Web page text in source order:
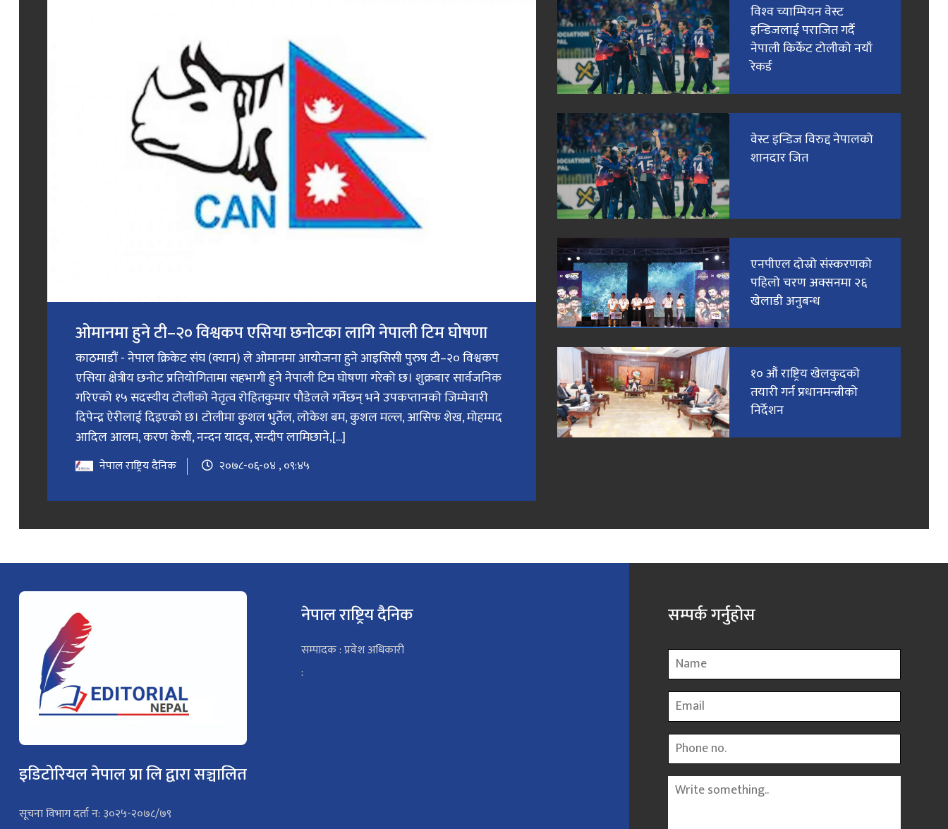
ओमानमा हुने टी–२० विश्वकप एसिया छनोटका लागि नेपाली टिम घोषणा
काठमाडौं - नेपाल क्रिकेट संघ (क्यान) ले ओमानमा आयोजना हुने आइसिसी पुरुष टी–२० विश्वकप
एसिया क्षेत्रीय छनोट प्रतियोगितामा सहभागी हुने नेपाली टिम घोषणा गरेको छ। शुक्रबार सार्वजनिक
गरिएको १५ सदस्यीय टोलीको नेतृत्व रोहितकुमार पौडेलले गर्नेछन् भने उपकप्तानको जिम्मेवारी
दिपेन्द्र ऐरीलाई दिइएको छ। टोलीमा कुशल भुर्तेल, लोकेश बम, कुशल मल्ल, आसिफ शेख, मोहम्मद
आदिल आलम, करण केसी, नन्दन यादव, सन्दीप लामिछाने,[...]
नेपाल राष्ट्रिय दैनिक २०७८-०६-०४ , ०९:४५
विश्‍व च्याम्पियन वेस्ट
इन्डिजलाई पराजित गर्दै
नेपाली किर्केट टोलीको नयाँ
रेकर्ड
वेस्ट इन्डिज विरुद्द नेपालको
शानदार जित
एनपीएल दोस्रो संस्करणको
पहिलो चरण अक्सनमा २६
खेलाडी अनुबन्ध
१० औं राष्ट्रिय खेलकुदको
तयारी गर्न प्रधानमन्त्रीको
निर्देशन
इडिटोरियल नेपाल प्रा लि द्वारा सञ्चालित
सूचना विभाग दर्ता न: ३०२५-२०७८/७९
नेपाल राष्ट्रिय दैनिक
सम्पादक : प्रवेश अधिकारी
:
सम्पर्क गर्नुहोस
Name
Email
Phone
Message